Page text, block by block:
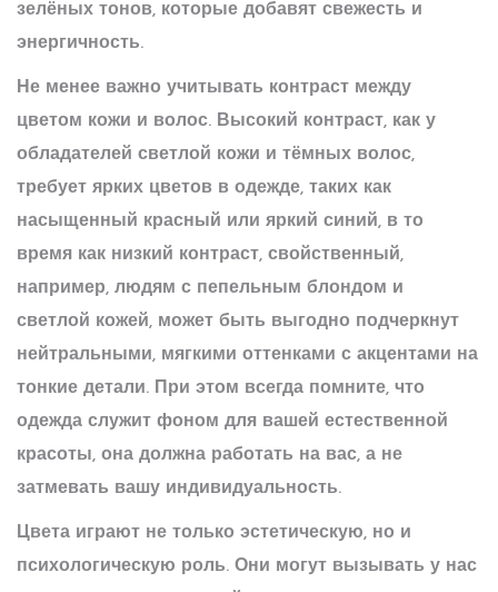
зелёных тонов, которые добавят свежесть и
энергичность.
Не менее важно учитывать контраст между
цветом кожи и волос. Высокий контраст, как у
обладателей светлой кожи и тёмных волос,
требует ярких цветов в одежде, таких как
насыщенный красный или яркий синий, в то
время как низкий контраст, свойственный,
например, людям с пепельным блондом и
светлой кожей, может быть выгодно подчеркнут
нейтральными, мягкими оттенками с акцентами на
тонкие детали. При этом всегда помните, что
одежда служит фоном для вашей естественной
красоты, она должна работать на вас, а не
затмевать вашу индивидуальность.
Цвета играют не только эстетическую, но и
психологическую роль. Они могут вызывать у нас